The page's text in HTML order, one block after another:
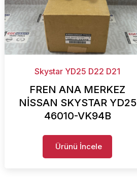
Skystar YD25 D22 D21
FREN ANA MERKEZ
NİSSAN SKYSTAR YD25
46010-VK94B
Ürünü İncele